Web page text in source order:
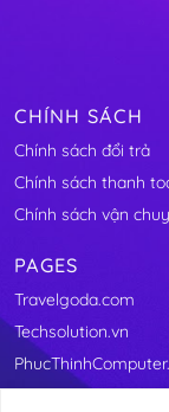
CHÍNH SÁCH
Chính sách đổi trả
Chính sách thanh
Chính sách vận
PAGES
Travelgoda.com
Techsolution.vn